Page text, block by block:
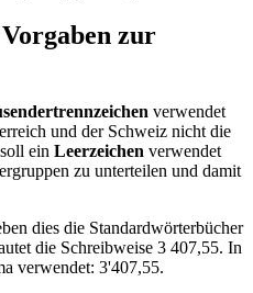
zur
verwendet
und der Schweiz nicht die
ein Leerzeichen verwendet
zu unterteilen und damit
dies die Standardwörterbücher
die Schreibweise 3 407,55. In
verwendet: 3'407,55.